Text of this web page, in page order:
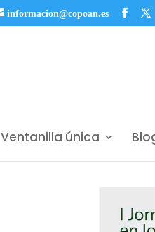
informacion@copoan.es
Ventanilla única